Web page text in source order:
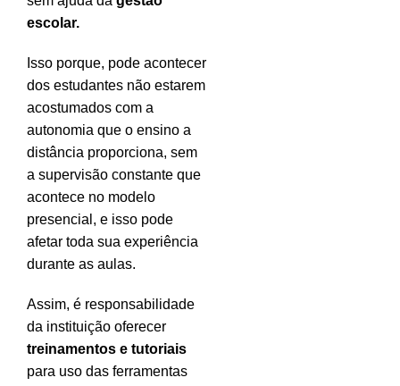
escolar.
Isso porque, pode acontecer
dos estudantes não estarem
acostumados com a
autonomia que o ensino a
distância proporciona, sem
a supervisão constante que
acontece no modelo
presencial, e isso pode
afetar toda sua experiência
durante as aulas.
Assim, é responsabilidade
da instituição oferecer
treinamentos e tutoriais
para uso das ferramentas